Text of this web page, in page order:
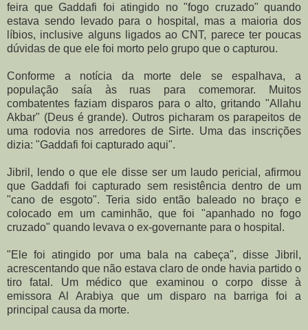
feira que Gaddafi foi atingido no "fogo cruzado" quando
estava sendo levado para o hospital, mas a maioria dos
líbios, inclusive alguns ligados ao CNT, parece ter poucas
dúvidas de que ele foi morto pelo grupo que o capturou.
Conforme a notícia da morte dele se espalhava, a
população saía às ruas para comemorar. Muitos
combatentes faziam disparos para o alto, gritando "Allahu
Akbar" (Deus é grande). Outros picharam os parapeitos de
uma rodovia nos arredores de Sirte. Uma das inscrições
dizia: "Gaddafi foi capturado aqui".
Jibril, lendo o que ele disse ser um laudo pericial, afirmou
que Gaddafi foi capturado sem resistência dentro de um
"cano de esgoto". Teria sido então baleado no braço e
colocado em um caminhão, que foi "apanhado no fogo
cruzado" quando levava o ex-governante para o hospital.
"Ele foi atingido por uma bala na cabeça", disse Jibril,
acrescentando que não estava claro de onde havia partido o
tiro fatal. Um médico que examinou o corpo disse à
emissora Al Arabiya que um disparo na barriga foi a
principal causa da morte.